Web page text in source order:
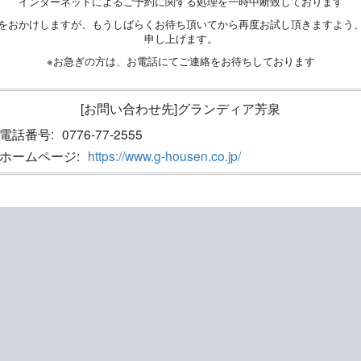
おかけしますが、もうしばらくお待ち頂いてから再度お試し頂きますよう
申し上げます。
※お急ぎの方は、お電話にてご連絡をお待ちしております
[お問い合わせ先]グランディア芳泉
電話番号: 0776-77-2555
ホームページ: https://www.g-housen.co.jp/